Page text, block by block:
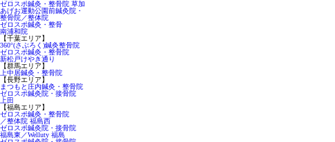
ゼロスポ鍼灸・整骨院 草加
あげお運動公園前鍼灸院・
整骨院／整体院
ゼロスポ鍼灸・整骨
南浦和院
【千葉エリア】
360°(さぶろく)鍼灸整骨院
ゼロスポ鍼灸・整骨院
新松戸けやき通り
【群馬エリア】
上中居鍼灸・整骨院
【長野エリア】
まつもと庄内鍼灸・整骨院
ゼロスポ鍼灸院・接骨院
上田
【福島エリア】
ゼロスポ鍼灸・整骨院
／整体院 福島西
ゼロスポ鍼灸院・接骨院
福島東／Welluty 福島